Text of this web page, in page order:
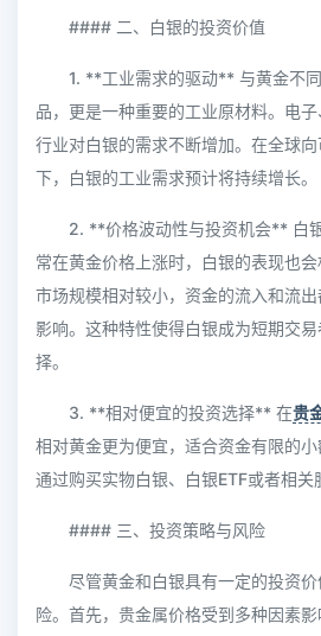
#### 二、白银的投资价值
1. **工业需求的驱动** 与黄金不
品，更是一种重要的工业原材料。电
行业对白银的需求不断增加。在全球
下，白银的工业需求预计将持续增长。
2. **价格波动性与投资机会** 白
常在黄金价格上涨时，白银的表现也
市场规模相对较小，资金的流入和流
影响。这种特性使得白银成为短期交
择。
3. **相对便宜的投资选择** 在贵
相对黄金更为便宜，适合资金有限的
通过购买实物白银、白银ETF或者相关
#### 三、投资策略与风险
尽管黄金和白银具有一定的投资
险。首先，贵金属价格受到多种因素